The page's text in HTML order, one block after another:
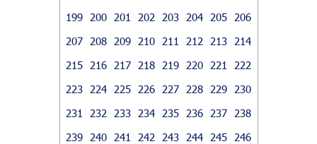
199
200 201 202 203 204 205
206
207
208 209 210 211 212 213
214
215
216 217 218 219 220 221
222
223
224 225 226 227 228 229
230
231
232 233 234 235 236 237
238
239
240 241 242 243 244 245
246